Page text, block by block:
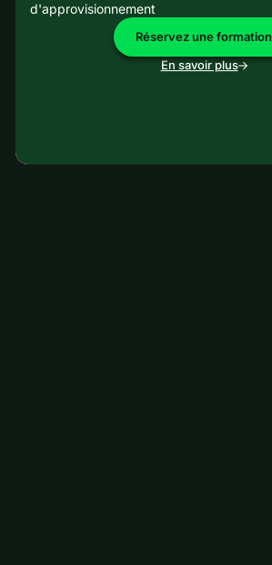
d'approvisionnement
Réservez une formation
En savoir plus